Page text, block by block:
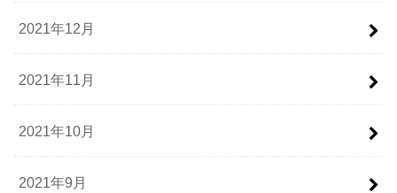
2021年12月
2021年11月
2021年10月
2021年9月